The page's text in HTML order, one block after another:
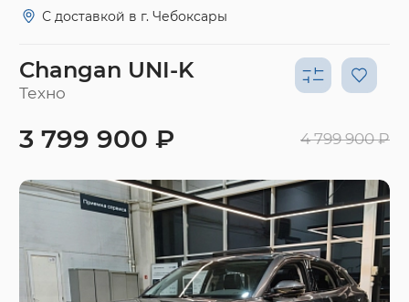
С доставкой в г. Чебоксары
Changan UNI-K
Техно
3 799 900 ₽ 4 799 900 ₽